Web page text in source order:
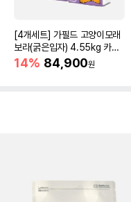
[4개세트] 가필드 고양이모래
보라(굵은입자) 4.55kg 카사
바모래
14% 84,900원